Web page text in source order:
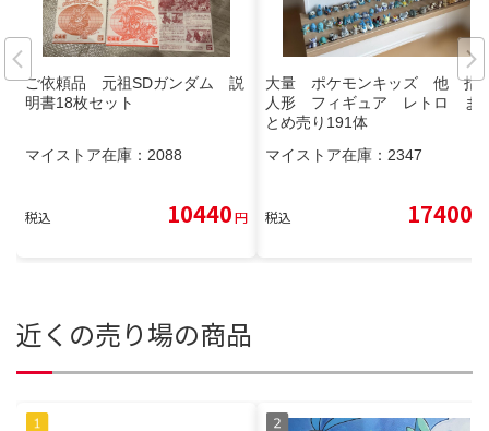
ご依頼品 元祖SDガンダム 説
明書18枚セット
マイストア在庫： 2088
税込 10440円
大量 ポケモンキッズ 他 指
人形 フィギュア レトロ ま
とめ売り191体
マイストア在庫： 2347
税込 17400
近くの売り場の商品